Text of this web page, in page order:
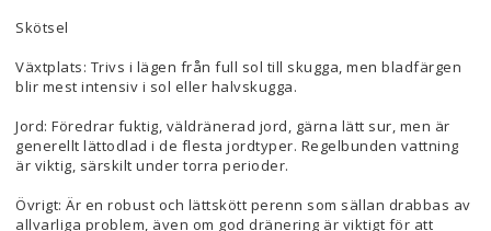
Skötsel
Växtplats: Trivs i lägen från full sol till skugga, men bladfärgen
blir mest intensiv i sol eller halvskugga.
Jord: Föredrar fuktig, väldränerad jord, gärna lätt sur, men är
generellt lättodlad i de flesta jordtyper. Regelbunden vattning
är viktig, särskilt under torra perioder.
Övrigt: Är en robust och lättskött perenn som sällan drabbas av
allvarliga problem, även om god dränering är viktigt för att